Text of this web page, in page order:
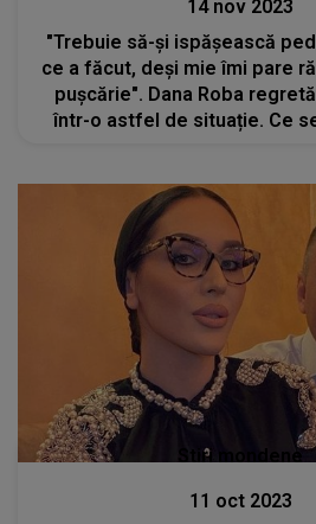
14 nov 2023
"Trebuie să-și ispășească
ce a făcut, deși mie îmi pare
pușcărie". Dana Roba
într-o astfel de situație. Ce
Stiri mondene
11 oct 2023